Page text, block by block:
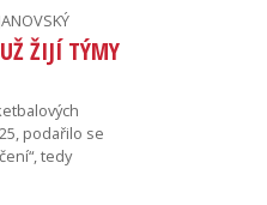
ŽIJÍ TÝMY
podařilo se
tedy